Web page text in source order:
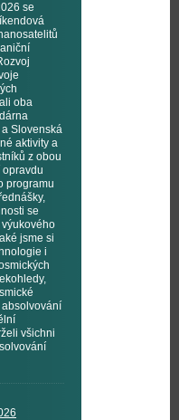
se
oba
Slovenská
aktivity a
z obou
opravdu
programu
se
jsme si
i
všichni